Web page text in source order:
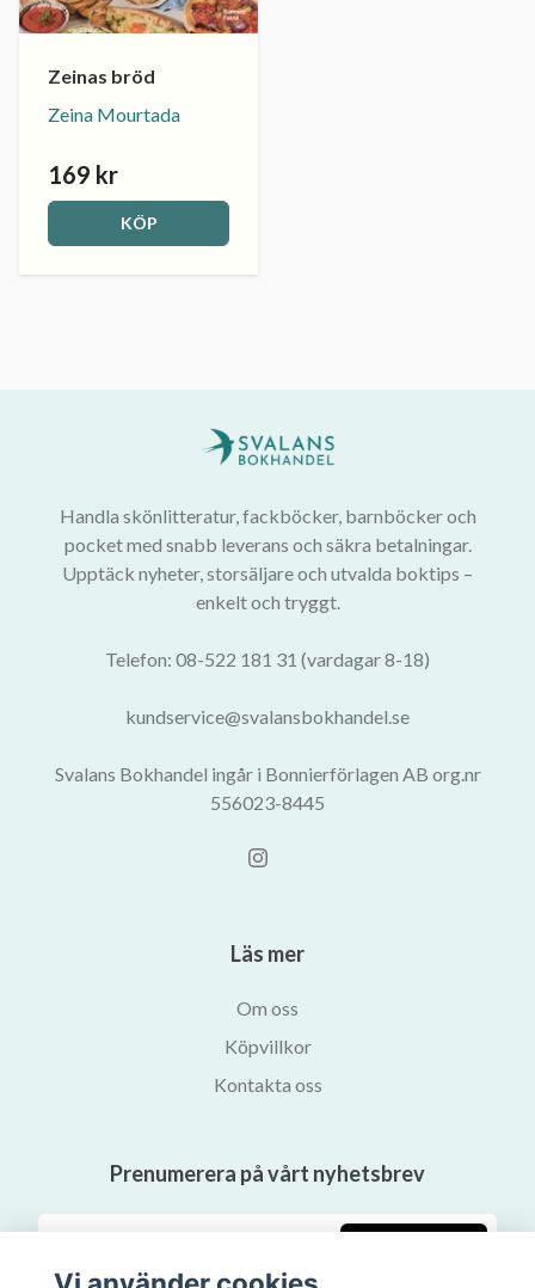
Zeinas bröd
Zeina Mourtada
169 kr
KÖP
Handla skönlitteratur, fackböcker, barnböcker och
pocket med snabb leverans och säkra betalningar.
Upptäck nyheter, storsäljare och utvalda boktips –
enkelt och tryggt.
Telefon: 08-522 181 31 (vardagar 8-18)
kundservice@svalansbokhandel.se
Svalans Bokhandel ingår i Bonnierförlagen AB org.nr
556023-8445
Läs mer
Om oss
Köpvillkor
Kontakta oss
Prenumerera på vårt nyhetsbrev